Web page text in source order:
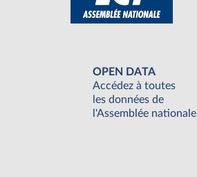
OPEN DATA
Accédez à toutes
les données de
l'Assemblée nationale